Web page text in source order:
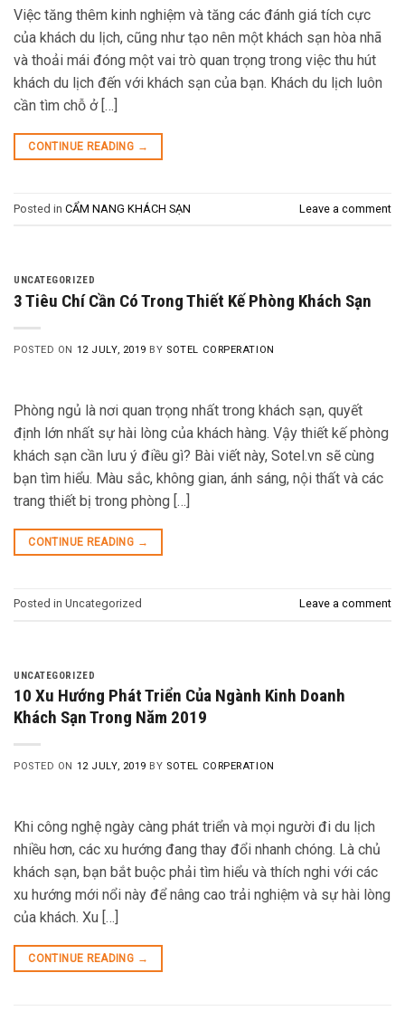
Việc tăng thêm kinh nghiệm và tăng các đánh giá tích cực
của khách du lịch, cũng như tạo nên một khách sạn hòa nhã
và thoải mái đóng một vai trò quan trọng trong việc thu hút
khách du lịch đến với khách sạn của bạn. Khách du lịch luôn
cần tìm chỗ ở […]
CONTINUE READING →
Posted in CẨM NANG KHÁCH SẠN Leave a comment
UNCATEGORIZED
3 Tiêu Chí Cần Có Trong Thiết Kế Phòng Khách Sạn
POSTED ON 12 JULY, 2019 BY SOTEL CORPERATION
Phòng ngủ là nơi quan trọng nhất trong khách sạn, quyết
định lớn nhất sự hài lòng của khách hàng. Vậy thiết kế phòng
khách sạn cần lưu ý điều gì? Bài viết này, Sotel.vn sẽ cùng
bạn tìm hiểu. Màu sắc, không gian, ánh sáng, nội thất và các
trang thiết bị trong phòng […]
CONTINUE READING →
Posted in Uncategorized Leave a comment
UNCATEGORIZED
10 Xu Hướng Phát Triển Của Ngành Kinh Doanh
Khách Sạn Trong Năm 2019
POSTED ON 12 JULY, 2019 BY SOTEL CORPERATION
Khi công nghệ ngày càng phát triển và mọi người đi du lịch
nhiều hơn, các xu hướng đang thay đổi nhanh chóng. Là chủ
khách sạn, bạn bắt buộc phải tìm hiểu và thích nghi với các
xu hướng mới nổi này để nâng cao trải nghiệm và sự hài lòng
của khách. Xu […]
CONTINUE READING →